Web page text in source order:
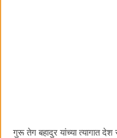
गुरू तेग बहादुर यांच्या त्यागात